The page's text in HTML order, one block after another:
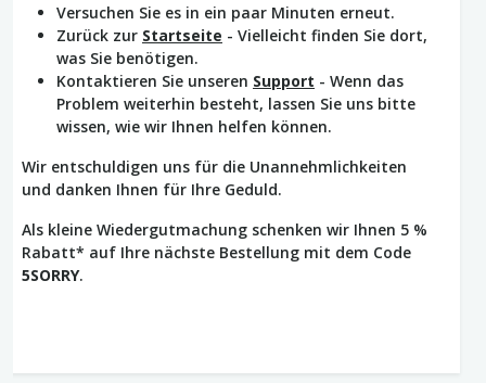
Versuchen Sie es in ein paar Minuten erneut.
Zurück zur Startseite - Vielleicht finden Sie dort,
was Sie benötigen.
Kontaktieren Sie unseren Support - Wenn das
Problem weiterhin besteht, lassen Sie uns bitte
wissen, wie wir Ihnen helfen können.
Wir entschuldigen uns für die Unannehmlichkeiten
und danken Ihnen für Ihre Geduld.
Als kleine Wiedergutmachung schenken wir Ihnen 5 %
Rabatt* auf Ihre nächste Bestellung mit dem Code
5SORRY.